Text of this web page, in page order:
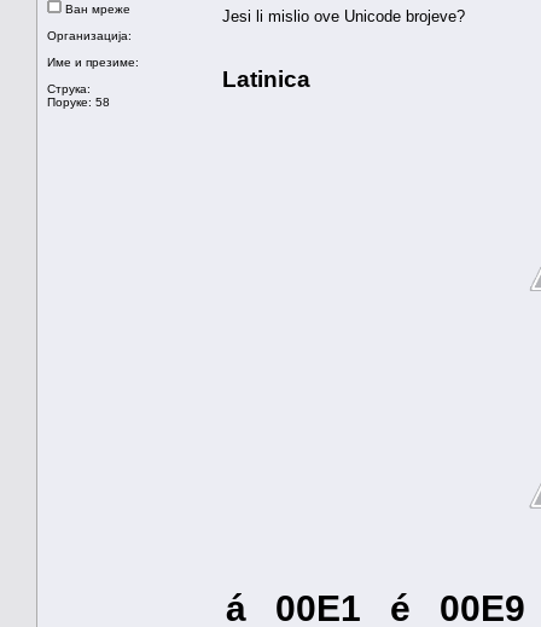
Ван мреже
Организација:
Име и презиме:
Струка:
Поруке: 58
Jesi li mislio ove Unicode brojeve?
Latinica
á 00E1 é